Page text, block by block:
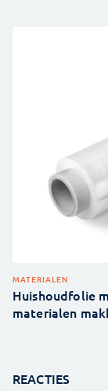
MATERIALEN
Huishoudfolie
materialen
REACTIES